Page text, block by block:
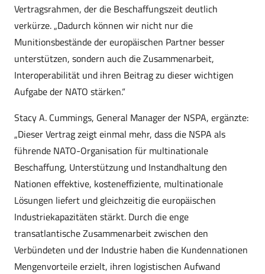
Vertragsrahmen, der die Beschaffungszeit deutlich
verkürze. „Dadurch können wir nicht nur die
Munitionsbestände der europäischen Partner besser
unterstützen, sondern auch die Zusammenarbeit,
Interoperabilität und ihren Beitrag zu dieser wichtigen
Aufgabe der NATO stärken.“
Stacy A. Cummings, General Manager der NSPA, ergänzte:
„Dieser Vertrag zeigt einmal mehr, dass die NSPA als
führende NATO-Organisation für multinationale
Beschaffung, Unterstützung und Instandhaltung den
Nationen effektive, kosteneffiziente, multinationale
Lösungen liefert und gleichzeitig die europäischen
Industriekapazitäten stärkt. Durch die enge
transatlantische Zusammenarbeit zwischen den
Verbündeten und der Industrie haben die Kundennationen
Mengenvorteile erzielt, ihren logistischen Aufwand